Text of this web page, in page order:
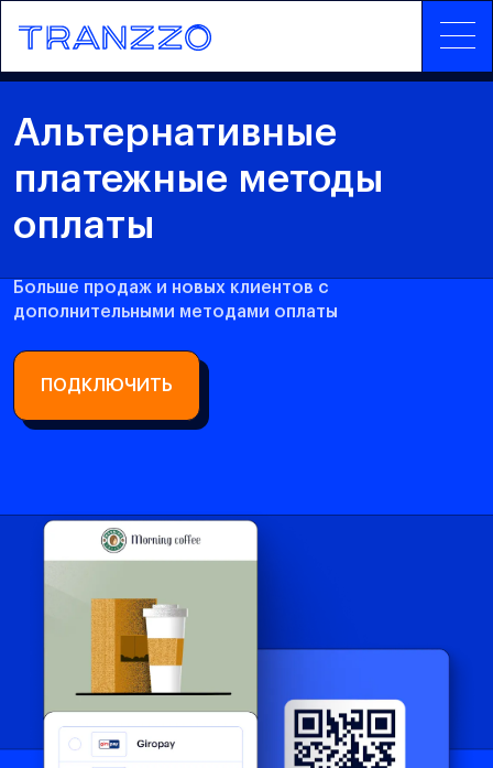
Альтернативные
платежные методы
оплаты
Больше продаж и новых клиентов с
дополнительными методами оплаты
ПОДКЛЮЧИТЬ